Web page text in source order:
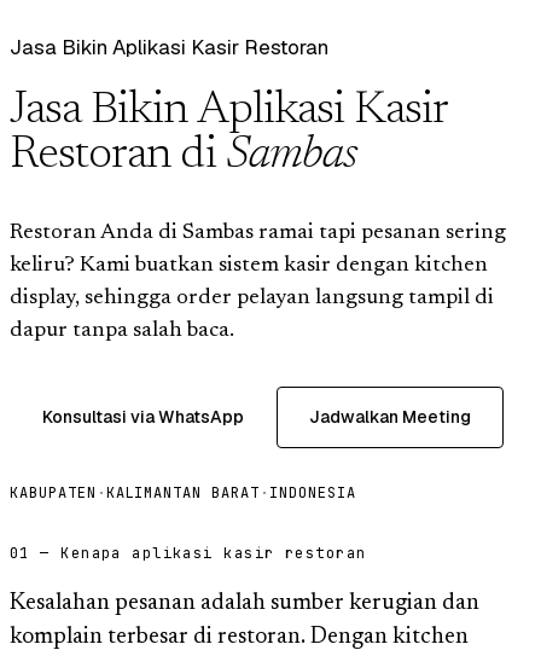
Jasa Bikin Aplikasi Kasir Restoran
Jasa Bikin Aplikasi Kasir
Restoran di Sambas
Restoran Anda di Sambas ramai tapi pesanan sering
keliru? Kami buatkan sistem kasir dengan kitchen
display, sehingga order pelayan langsung tampil di
dapur tanpa salah baca.
Konsultasi via WhatsApp Jadwalkan Meeting
KABUPATEN ·KALIMANTAN BARAT · INDONESIA
01 — Kenapa aplikasi kasir restoran
Kesalahan pesanan adalah sumber kerugian dan
komplain terbesar di restoran. Dengan kitchen